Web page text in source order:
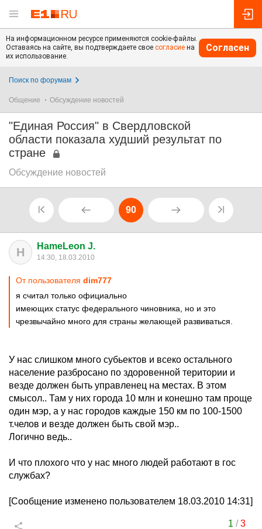
На информационном ресурсе применяются cookie-файлы.
Оставаясь на сайте, вы подтверждаете свое согласие на
их использование.
Согласен
Поиск по форумам
Общение Обсуждение новостей
"Единая Россия" в Свердловской
области показала худший результат по
стране
Обсуждение новостей
90
H HameLeon J.
14:30, 18.03.2010
От пользователя dim777
я считал только официально
имеющих статус федерального чиновника, но и это
чрезвычайно много для страны желающей развиваться.
У нас слишком много субьектов и всеко остального
население разбросано по здоровенной територии и
везде должен быть управленец на местах. В этом
смысол.. Там у них города 10 млн и конешно там проще
один мэр, а у нас городов каждые 150 км по 100-1500
т.челов и везде должен быть свой мэр..
Логично ведь..
И что плохого что у нас много людей работают в гос
службах?
[Сообщение изменено пользователем 18.03.2010 14:31]
1 /3